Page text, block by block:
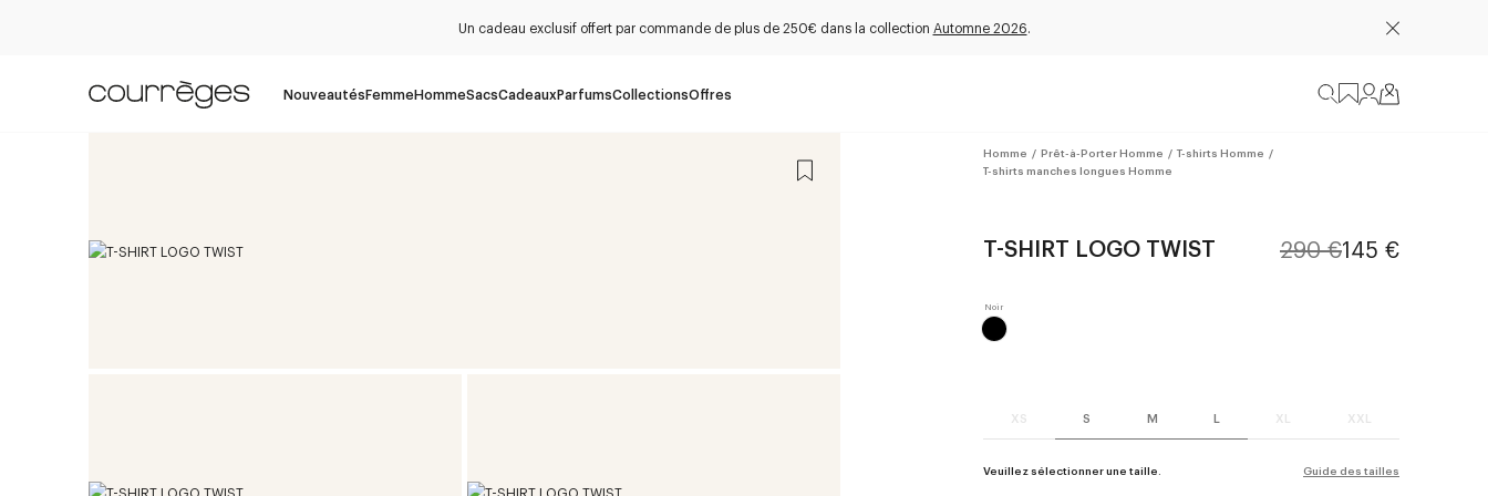
Un cadeau exclusif offert par commande de plus de 250€ dans la collection Automne 2026.
NouveautésFemmeHommeSacsCadeauxParfumsCollectionsOffres
Homme / Prêt-à-Porter Homme / T-shirts Homme /
T-shirts manches longues Homme
T-SHIRT LOGO TWIST 290 €145 €
XS S M L XL XXL
Veuillez sélectionner une taille. Guide des tailles